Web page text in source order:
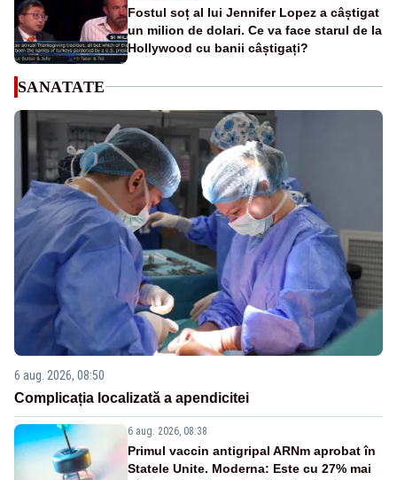
Fostul soț al lui Jennifer Lopez a câștigat
un milion de dolari. Ce va face starul de la
Hollywood cu banii câștigați?
SANATATE
6 aug. 2026, 08:50
Complicația localizată a apendicitei
6 aug. 2026, 08:38
Primul vaccin antigripal ARNm aprobat în
Statele Unite. Moderna: Este cu 27% mai